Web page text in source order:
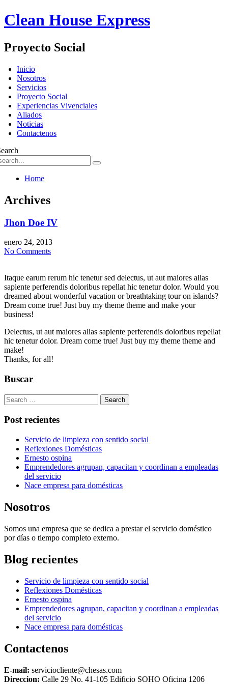
Clean House Express
Proyecto Social
Skip
to
content
Inicio
Nosotros
Servicios
Proyecto Social
Experiencias Vivenciales
Aliados
Noticias
Contactenos
Home
Archives
Jhon Doe IV
enero 24, 2013
No Comments
Itaque earum rerum hic tenetur sed delectus, ut aut maiores alias
sapiente perferendis doloribus repellat hic tenetur dolor. Would you
dreamed about wonderful vacation or breathtaking tour on islands?
Dream come true! Just buy my theme theme and make your
business!
Delectus, ut aut maiores alias sapiente perferendis doloribus repellat
hic tenetur dolor. Dream come true! Just buy my theme theme and
make!
Thanks, for all!
Buscar
Search
Post recientes
Servicio de limpieza con sentido social
Reflexiones Domésticas
Ernesto ospina
Emprendedores agrupan, capacitan y coordinan a empleadas
del servicio
Nace empresa para domésticas
Nosotros
Somos una empresa que se dedica a prestar el servicio doméstico
por días o tiempo completo externo.
Blog recientes
Servicio de limpieza con sentido social
Reflexiones Domésticas
Ernesto ospina
Emprendedores agrupan, capacitan y coordinan a empleadas
del servicio
Nace empresa para domésticas
Contactenos
E-mail: serviciocliente@chesas.com
Direccion: Calle 29 No. 41-105 Edificio SOHO Oficina 1206